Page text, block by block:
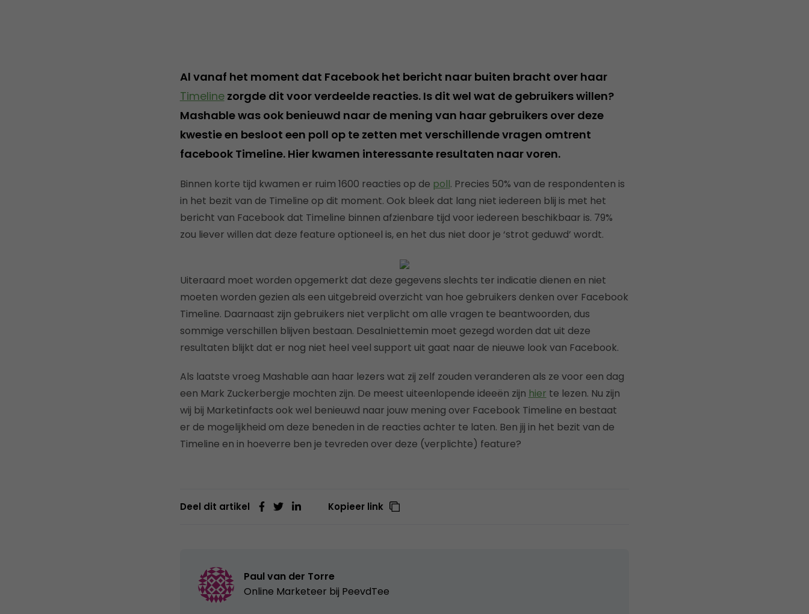
Al vanaf het moment dat Facebook het bericht naar buiten bracht over haar
Timelinezorgde dit voor verdeelde reacties. Is dit wel wat de gebruikers willen?
Mashable was ook benieuwd naar de mening van haar gebruikers over deze
kwestie en besloot een poll op te zetten met verschillende vragen omtrent
facebook Timeline. Hier kwamen interessante resultaten naar voren.
Binnen korte tijd kwamen er ruim 1600 reacties op de poll. Precies 50% van de respondenten is
in het bezit van de Timeline op dit moment. Ook bleek dat lang niet iedereen blij is met het
bericht van Facebook dat Timeline binnen afzienbare tijd voor iedereen beschikbaar is. 79%
zou liever willen dat deze feature optioneel is, en het dus niet door je ‘strot geduwd’ wordt.
Uiteraard moet worden opgemerkt dat deze gegevens slechts ter indicatie dienen en niet
moeten worden gezien als een uitgebreid overzicht van hoe gebruikers denken over Facebook
Timeline. Daarnaast zijn gebruikers niet verplicht om alle vragen te beantwoorden, dus
sommige verschillen blijven bestaan. Desalniettemin moet gezegd worden dat uit deze
resultaten blijkt dat er nog niet heel veel support uit gaat naar de nieuwe look van Facebook.
Als laatste vroeg Mashable aan haar lezers wat zij zelf zouden veranderen als ze voor een dag
een Mark Zuckerbergje mochten zijn. De meest uiteenlopende ideeën zijn hier te lezen. Nu zijn
wij bij Marketinfacts ook wel benieuwd naar jouw mening over Facebook Timeline en bestaat
er de mogelijkheid om deze beneden in de reacties achter te laten. Ben jij in het bezit van de
Timeline en in hoeverre ben je tevreden over deze (verplichte) feature?
Deel dit artikel Kopieer link
Paul van der Torre
Online Marketeer bij PeevdTee